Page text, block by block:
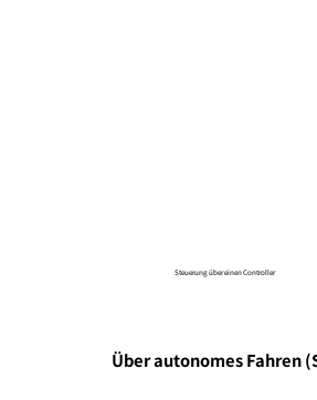
Steuerung über einen Controller
Über autonomes Fahren